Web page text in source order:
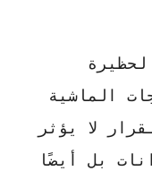
الماشية
لا يؤثر
بل أيضًا